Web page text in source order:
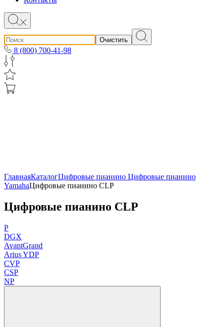
Очистить
8 (800) 700-41-98
ГлавнаяКаталогЦифровые пианино Цифровые пианино
YamahaЦифровые пианино CLP
Цифровые пианино CLP
P
DGX
AvantGrand
Arius YDP
CVP
CSP
NP